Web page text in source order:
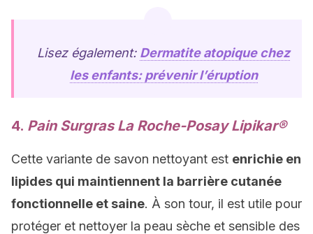
Lisez également: Dermatite atopique chez
les enfants: prévenir l’éruption
4. Pain Surgras La Roche-Posay Lipikar®
Cette variante de savon nettoyant est enrichie en
lipides qui maintiennent la barrière cutanée
fonctionnelle et saine. À son tour, il est utile pour
protéger et nettoyer la peau sèche et sensible des